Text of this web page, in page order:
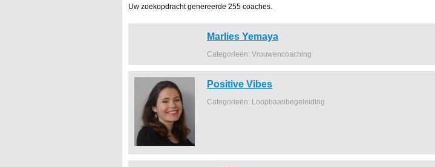
Uw zoekopdracht genereerde 255 coaches.
Marlies Yemaya
Categorieën: Vrouwencoaching
Positive Vibes
Categorieën: Loopbaanbegeleiding